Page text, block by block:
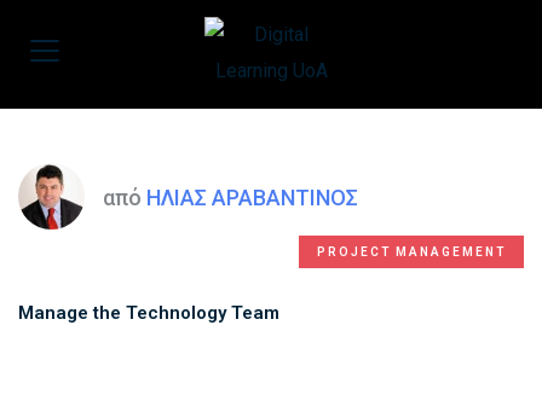
από ΗΛΙΑΣ ΑΡΑΒΑΝΤΙΝΟΣ
PROJECT MANAGEMENT
Manage the Technology Team